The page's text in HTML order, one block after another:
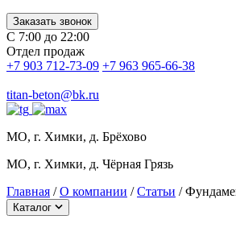
Заказать звонок
С 7:00 до 22:00
Отдел продаж
+7 903 712-73-09 +7 963 965-66-38
titan-beton@bk.ru
МО, г. Химки, д. Брёхово
МО, г. Химки, д. Чёрная Грязь
Главная /О компании /Статьи /
Каталог